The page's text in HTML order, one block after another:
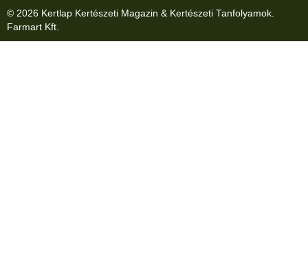
© 2026 Kertlap Kertészeti Magazin & Kertészeti Tanfolyamok.
Farmart Kft.